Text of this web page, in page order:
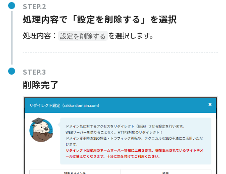
STEP.2
処理内容で「設定を削除する」を選択
処理内容： 設定を削除する を選択します。
STEP.3
削除完了